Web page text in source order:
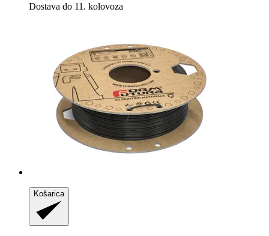
Dostava do 11. kolovoza
Košarica